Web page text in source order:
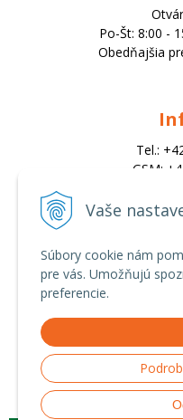
Vaše
Súbory cookie nám
pre vás. Umožňujú
preferencie.
Po-Št: 8:00 -
Obedňajšia
Tel.:
GSM:
Ochrana